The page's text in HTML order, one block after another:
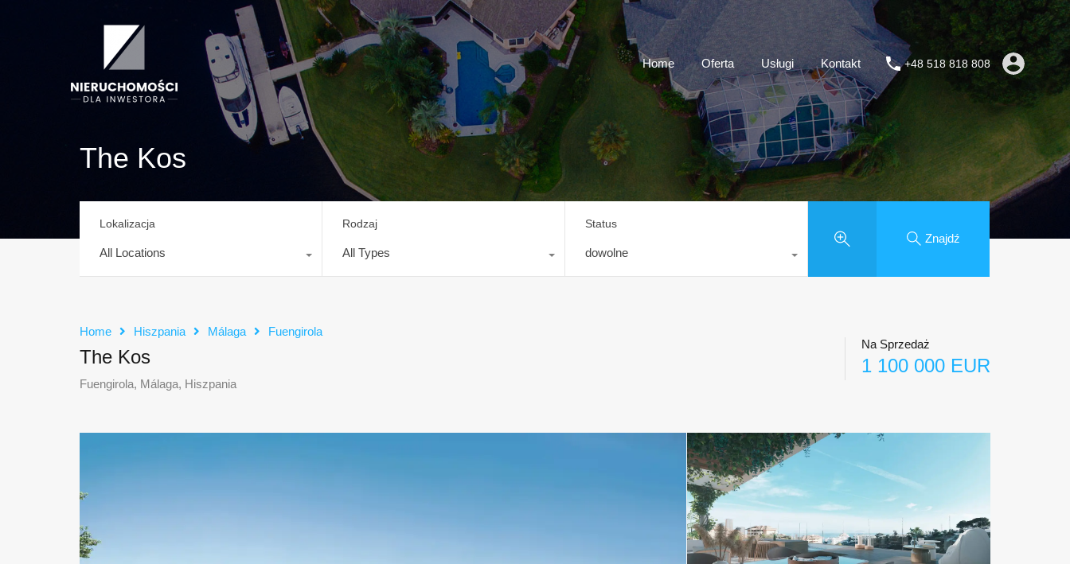
Home Oferta Usługi Kontakt +48 518 818 808
The Kos
Lokalizacja
All Locations
Rodzaj
All Types
Status
dowolne
Znajdź
Home Hiszpania Málaga Fuengirola
The Kos
Fuengirola, Málaga, Hiszpania
Na Sprzedaż
1 100 000 EUR